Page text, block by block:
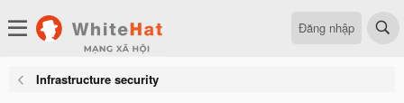
Đăng nhập
Infrastructure security